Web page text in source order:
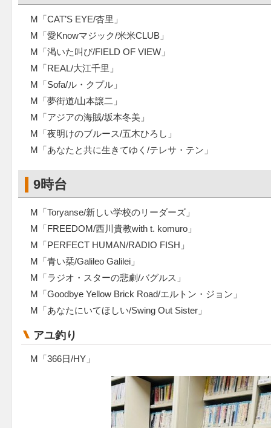
M「CAT’S EYE/杏里」
M「愛Knowマジック/米米CLUB」
M「渇いた叫び/FIELD OF VIEW」
M「REAL/大江千里」
M「Sofa/ル・クプル」
M「夢街道/山本譲二」
M「アジアの海賊/坂本冬美」
M「夜明けのブルース/五木ひろし」
M「あなたと共に生きてゆく/テレサ・テン」
9時台
M「Toryanse/新しい学校のリーダーズ」
M「FREEDOM/西川貴教with t. komuro」
M「PERFECT HUMAN/RADIO FISH」
M「青い栞/Galileo Galilei」
M「ラジオ・スターの悲劇/バグルス」
M「Goodbye Yellow Brick Road/エルトン・ジョン」
M「あなたにいてほしい/Swing Out Sister」
アユ釣り
M「366日/HY」